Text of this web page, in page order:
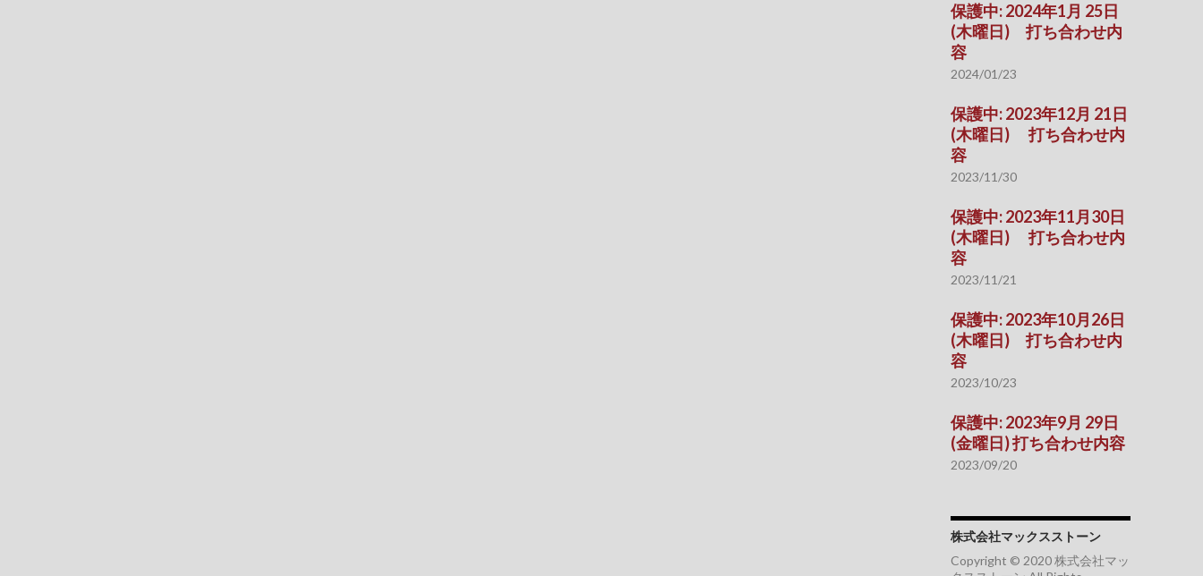
保護中: 2024年1月 25日
(木曜日) 打ち合わせ内
容
2024/01/23
保護中: 2023年12月 21日
(木曜日) 打ち合わせ内
容
2023/11/30
保護中: 2023年11月30日
(木曜日) 打ち合わせ内
容
2023/11/21
保護中: 2023年10月26日
(木曜日) 打ち合わせ内
容
2023/10/23
保護中: 2023年9月 29日
(金曜日) 打ち合わせ内容
2023/09/20
株式会社マックスストーン
Copyright © 2020 株式会社マッ